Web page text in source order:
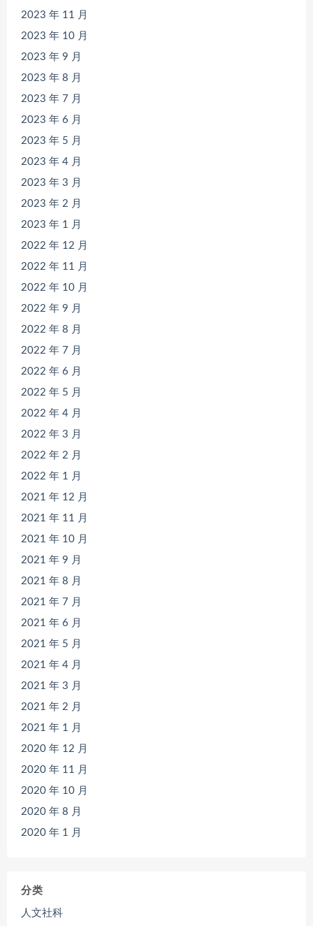
2023 年 11 月
2023 年 10 月
2023 年 9 月
2023 年 8 月
2023 年 7 月
2023 年 6 月
2023 年 5 月
2023 年 4 月
2023 年 3 月
2023 年 2 月
2023 年 1 月
2022 年 12 月
2022 年 11 月
2022 年 10 月
2022 年 9 月
2022 年 8 月
2022 年 7 月
2022 年 6 月
2022 年 5 月
2022 年 4 月
2022 年 3 月
2022 年 2 月
2022 年 1 月
2021 年 12 月
2021 年 11 月
2021 年 10 月
2021 年 9 月
2021 年 8 月
2021 年 7 月
2021 年 6 月
2021 年 5 月
2021 年 4 月
2021 年 3 月
2021 年 2 月
2021 年 1 月
2020 年 12 月
2020 年 11 月
2020 年 10 月
2020 年 8 月
2020 年 1 月
分类
人文社科